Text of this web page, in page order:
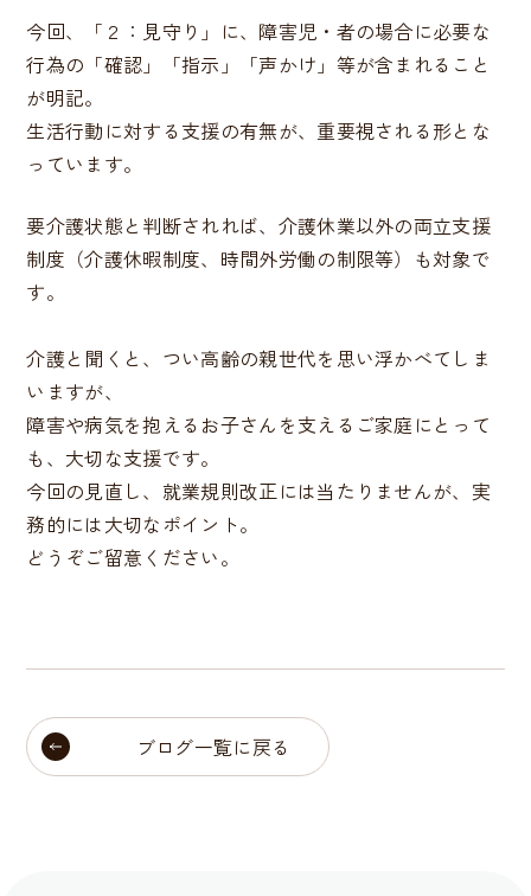
今回、「２：見守り」に、障害児・者の場合に必要な
行為の「確認」「指示」「声かけ」等が含まれること
が明記。
生活行動に対する支援の有無が、重要視される形とな
っています。
要介護状態と判断されれば、介護休業以外の両立支援
制度（介護休暇制度、時間外労働の制限等）も対象で
す。
介護と聞くと、つい高齢の親世代を思い浮かべてしま
いますが、
障害や病気を抱えるお子さんを支えるご家庭にとって
も、大切な支援です。
今回の見直し、就業規則改正には当たりませんが、実
務的には大切なポイント。
どうぞご留意ください。
ブログ一覧に戻る